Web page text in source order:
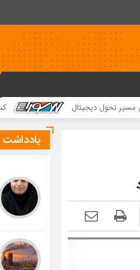
کسب ۵۲ مقام استانی توسط دانش‌آموزان و فرهنگیان بردخون در جشنواره «یاریگران زندگی»